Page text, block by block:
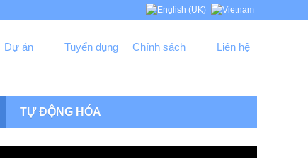
Dự án Tuyển dụng Chính sách Liên hệ
TỰ ĐỘNG HÓA